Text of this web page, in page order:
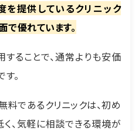
提供しているクリニック
で優れています。
ることで、通常よりも安価
。
料であるクリニックは、初め
、気軽に相談できる環境が